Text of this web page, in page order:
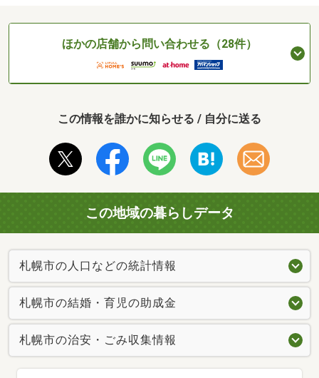
ほかの店舗から問い合わせる（28件）
この情報を誰かに知らせる / 自分に送る
この地域の暮らしデータ
札幌市の人口などの統計情報
札幌市の結婚・育児の助成金
札幌市の治安・ごみ収集情報